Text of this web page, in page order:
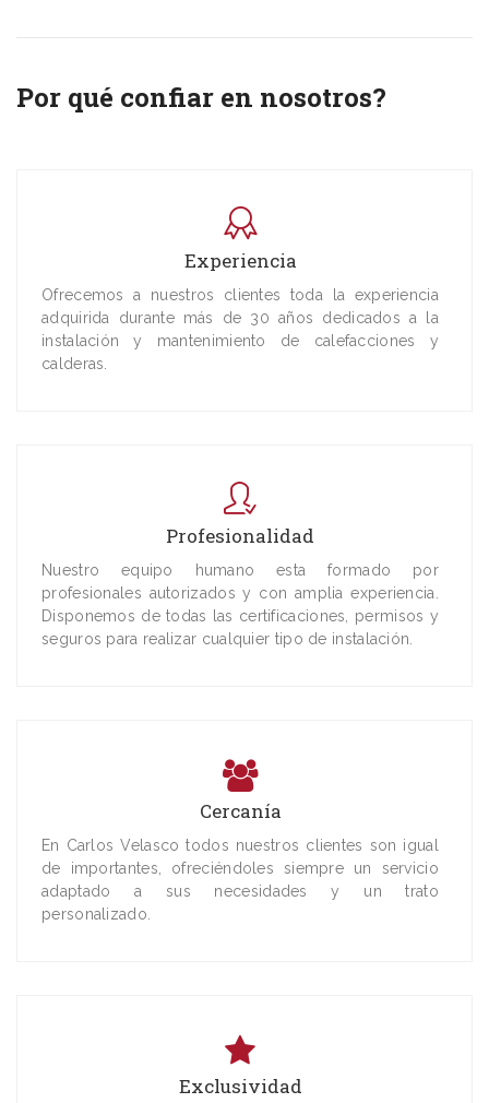
Por qué confiar en nosotros?
Experiencia
Ofrecemos a nuestros clientes toda la experiencia
adquirida durante más de 30 años dedicados a la
instalación y mantenimiento de calefacciones y
calderas.
Profesionalidad
Nuestro equipo humano esta formado por
profesionales autorizados y con amplia experiencia.
Disponemos de todas las certificaciones, permisos y
seguros para realizar cualquier tipo de instalación.
Cercanía
En Carlos Velasco todos nuestros clientes son igual
de importantes, ofreciéndoles siempre un servicio
adaptado a sus necesidades y un trato
personalizado.
Exclusividad